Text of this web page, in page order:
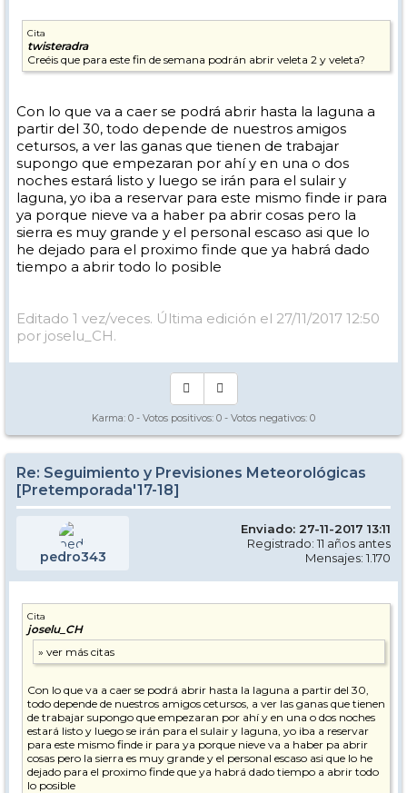
Cita
twisteradra
Creéis que para este fin de semana podrán abrir veleta 2 y veleta?
Con lo que va a caer se podrá abrir hasta la laguna a
partir del 30, todo depende de nuestros amigos
cetursos, a ver las ganas que tienen de trabajar
supongo que empezaran por ahí y en una o dos
noches estará listo y luego se irán para el sulair y
laguna, yo iba a reservar para este mismo finde ir para
ya porque nieve va a haber pa abrir cosas pero la
sierra es muy grande y el personal escaso asi que lo
he dejado para el proximo finde que ya habrá dado
tiempo a abrir todo lo posible
Editado 1 vez/veces. Última edición el 27/11/2017 12:50
por joselu_CH.
Karma: 0 - Votos positivos: 0 - Votos negativos: 0
Re: Seguimiento y Previsiones Meteorológicas
[Pretemporada'17-18]
pedro343
Enviado: 27-11-2017 13:11
Registrado: 11 años antes
Mensajes: 1.170
Cita
joselu_CH
Con lo que va a caer se podrá abrir hasta la laguna a partir del 30,
todo depende de nuestros amigos cetursos, a ver las ganas que tienen
de trabajar supongo que empezaran por ahí y en una o dos noches
estará listo y luego se irán para el sulair y laguna, yo iba a reservar
para este mismo finde ir para ya porque nieve va a haber pa abrir
cosas pero la sierra es muy grande y el personal escaso asi que lo he
dejado para el proximo finde que ya habrá dado tiempo a abrir todo
lo posible